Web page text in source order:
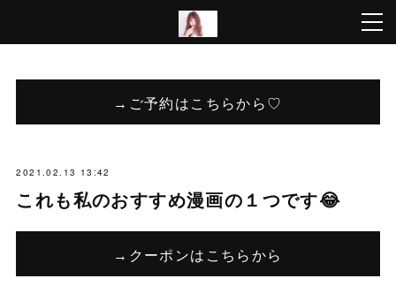
→ご予約はこちらから♡
2021.02.13 13:42
これも私のおすすめ漫画の１つです😂
→クーポンはこちらから